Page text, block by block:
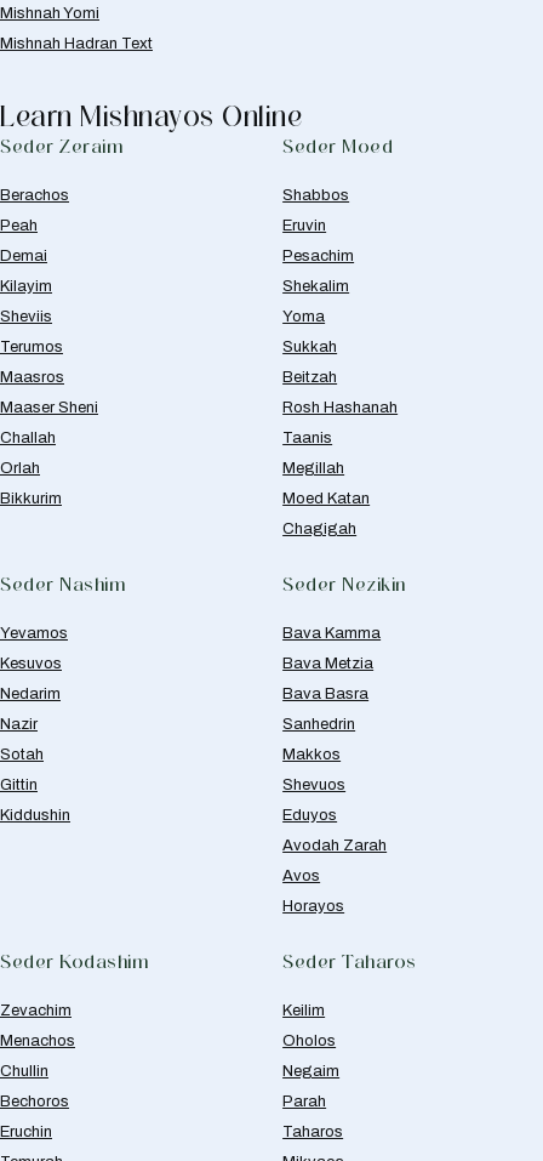
Mishnah Yomi
Mishnah Hadran Text
Learn Mishnayos Online
Seder Zeraim
Berachos
Peah
Demai
Kilayim
Sheviis
Terumos
Maasros
Maaser Sheni
Challah
Orlah
Bikkurim
Seder Moed
Shabbos
Eruvin
Pesachim
Shekalim
Yoma
Sukkah
Beitzah
Rosh Hashanah
Taanis
Megillah
Moed Katan
Chagigah
Seder Nashim
Yevamos
Kesuvos
Nedarim
Nazir
Sotah
Gittin
Kiddushin
Seder Nezikin
Bava Kamma
Bava Metzia
Bava Basra
Sanhedrin
Makkos
Shevuos
Eduyos
Avodah Zarah
Avos
Horayos
Seder Kodashim
Zevachim
Menachos
Chullin
Bechoros
Eruchin
Seder Taharos
Keilim
Oholos
Negaim
Parah
Taharos